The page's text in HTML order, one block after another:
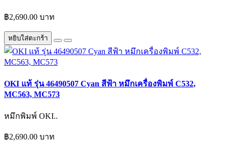
฿2,690.00 บาท
หยิบใส่ตะกร้า
OKI แท้ รุ่น 46490507 Cyan สีฟ้า หมึกเครื่องพิมพ์ C532,
MC563, MC573
หมึกพิมพ์ OKI..
฿2,690.00 บาท